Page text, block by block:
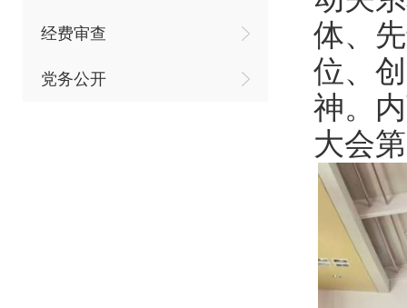
经费审查
党务公开
体、
位、
神。
大会